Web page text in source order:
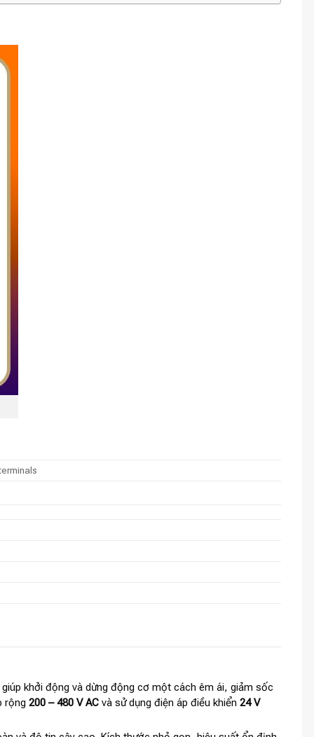
khởi động và dừng động cơ một cách êm ái, giảm sốc
rộng 200 – 480 V AC và sử dụng điện áp điều khiển 24 V